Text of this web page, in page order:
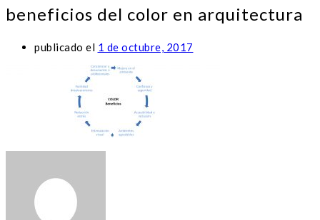
beneficios del color en arquitectura
publicado el 1 de octubre, 2017